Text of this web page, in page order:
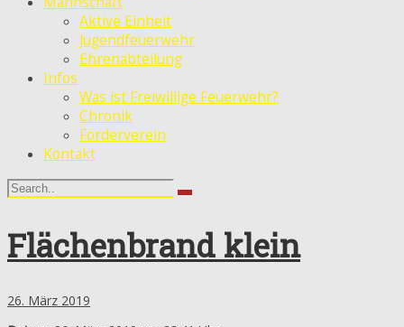
Aktive Einheit
Jugendfeuerwehr
Ehrenabteilung
Infos
Was ist Freiwillige Feuerwehr?
Chronik
Förderverein
Kontakt
Flächenbrand klein
26. März 2019